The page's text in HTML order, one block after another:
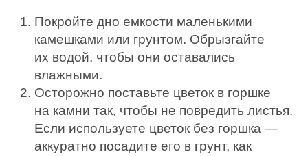
Покройте дно емкости маленькими
камешками или грунтом. Обрызгайте
их водой, чтобы они оставались
влажными.
Осторожно поставьте цветок в горшке
на камни так, чтобы не повредить листья.
Если используете цветок без горшка —
аккуратно посадите его в грунт, как